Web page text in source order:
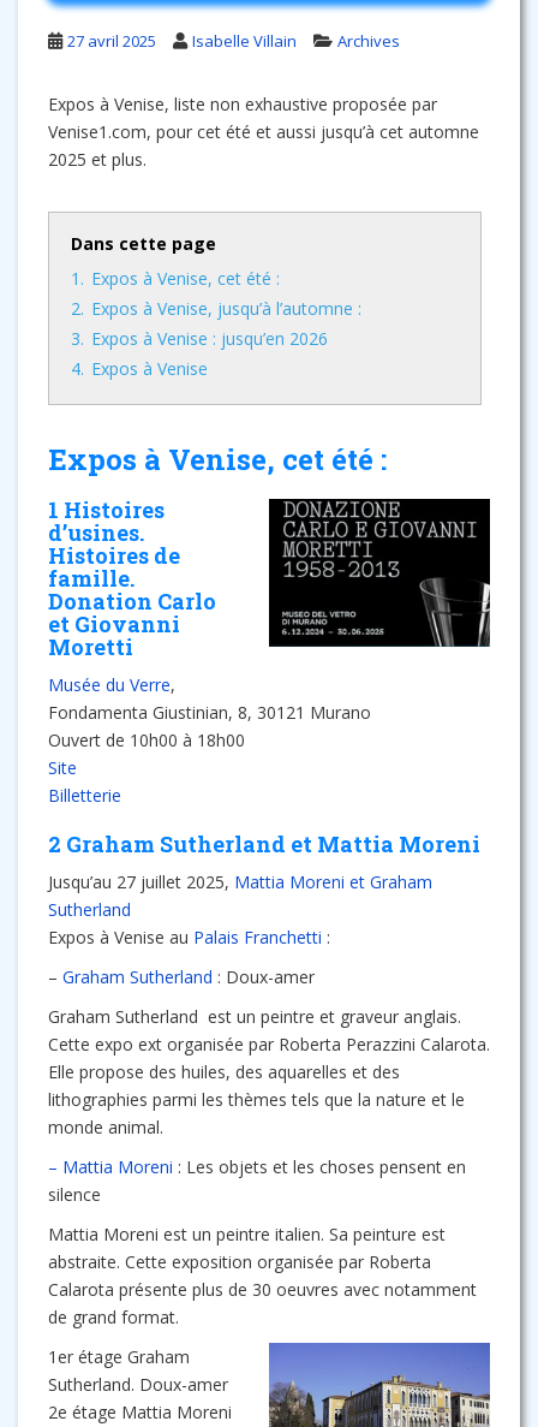
27 avril 2025 Isabelle Villain Archives
Expos à Venise, liste non exhaustive proposée par
Venise1.com, pour cet été et aussi jusqu’à cet automne
2025 et plus.
Dans cette page
1. Expos à Venise, cet été :
2. Expos à Venise, jusqu’à l’automne :
3. Expos à Venise : jusqu’en 2026
4. Expos à Venise
Expos à Venise, cet été :
1 Histoires
d’usines.
Histoires de
famille.
Donation Carlo
et Giovanni
Moretti
Musée du Verre,
Fondamenta Giustinian, 8, 30121 Murano
Ouvert de 10h00 à 18h00
Site
Billetterie
2 Graham Sutherland et Mattia Moreni
Jusqu’au 27 juillet 2025, Mattia Moreni et Graham
Sutherland
Expos à Venise au Palais Franchetti :
– Graham Sutherland : Doux-amer
Graham Sutherland est un peintre et graveur anglais.
Cette expo ext organisée par Roberta Perazzini Calarota.
Elle propose des huiles, des aquarelles et des
lithographies parmi les thèmes tels que la nature et le
monde animal.
– Mattia Moreni : Les objets et les choses pensent en
silence
Mattia Moreni est un peintre italien. Sa peinture est
abstraite. Cette exposition organisée par Roberta
Calarota présente plus de 30 oeuvres avec notamment
de grand format.
1er étage Graham
Sutherland. Doux-amer
2e étage Mattia Moreni